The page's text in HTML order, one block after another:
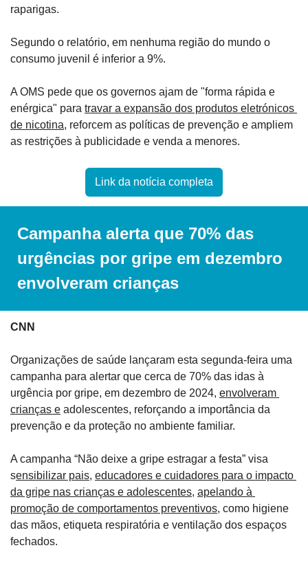
raparigas.
Segundo o relatório, em nenhuma região do mundo o
consumo juvenil é inferior a 9%.
A OMS pede que os governos ajam de "forma rápida e
enérgica" para travar a expansão dos produtos eletrónicos
de nicotina, reforcem as políticas de prevenção e ampliem
as restrições à publicidade e venda a menores.
Link da notícia completa
Campanha alerta que 70% das
urgências por gripe em dezembro
envolveram crianças
CNN
Organizações de saúde lançaram esta segunda-feira uma
campanha para alertar que cerca de 70% das idas à
urgência por gripe, em dezembro de 2024, envolveram
crianças e adolescentes, reforçando a importância da
prevenção e da proteção no ambiente familiar.
A campanha “Não deixe a gripe estragar a festa” visa
sensibilizar pais, educadores e cuidadores para o impacto
da gripe nas crianças e adolescentes, apelando à
promoção de comportamentos preventivos, como higiene
das mãos, etiqueta respiratória e ventilação dos espaços
fechados.